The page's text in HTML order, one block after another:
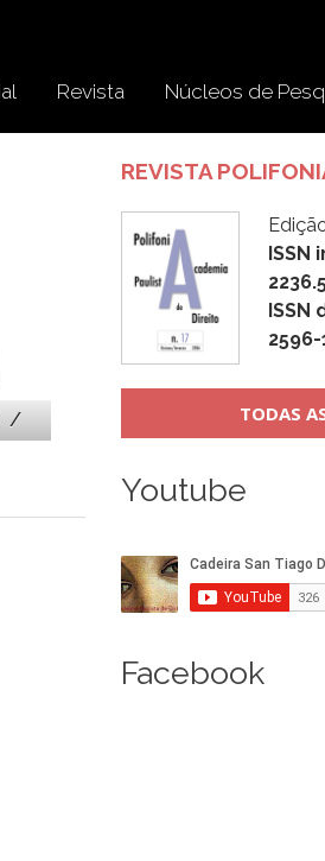
Revista Núcleos de
REVISTA
ISSN
ISSN
2596-
TODAS
Youtube
Facebook